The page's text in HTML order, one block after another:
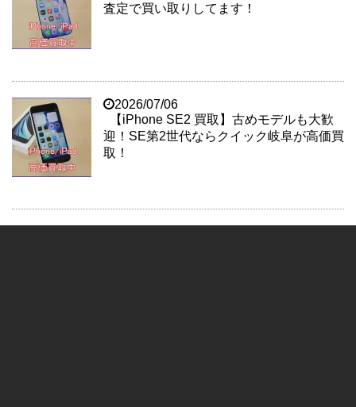
査定で買い取りしてます！
2026/07/06
【iPhone SE2 買取】古めモデルも大歓
迎！SE第2世代ならクイック岐阜が高価買
取！